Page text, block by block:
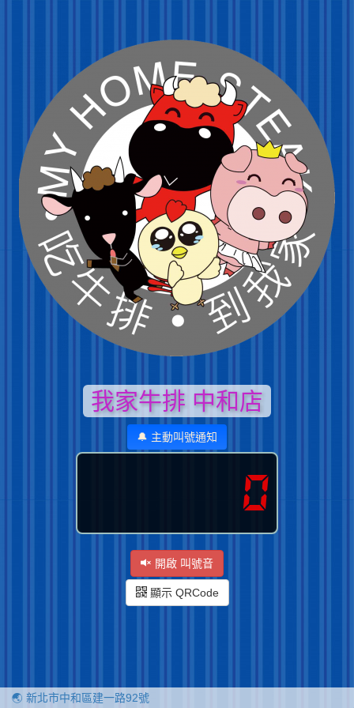
我家牛排 中和店
🔔 主動叫號通知
0
開啟 叫號音
顯示 QRCode
🌏 新北市中和區建一路92號